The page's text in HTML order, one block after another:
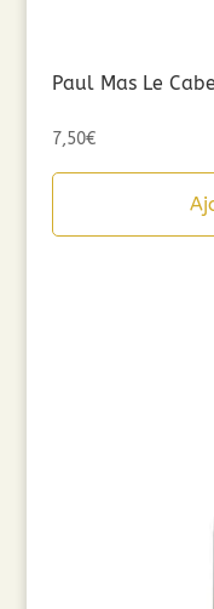
Paul Mas Le
7,50€